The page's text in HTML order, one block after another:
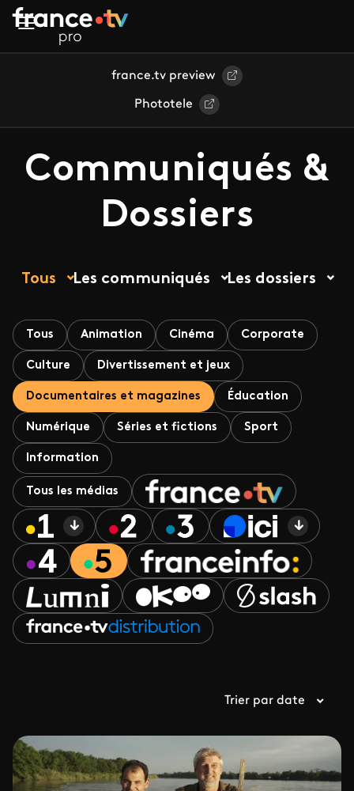
Aller au contenu principal
france.tv preview
Phototele
Communiqués &
Dossiers
Tous Les communiqués Les dossiers
Tous Animation Cinéma Corporate
Culture Divertissement et jeux
Documentaires et magazines Éducation
Numérique Séries et fictions Sport
Information
Tous les médias
Trier par date